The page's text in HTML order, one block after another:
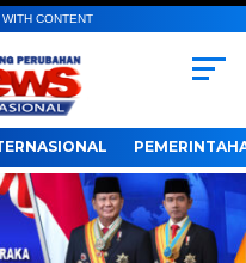
CONTENT